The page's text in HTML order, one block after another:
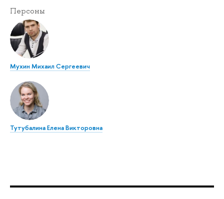
Персоны
Мухин Михаил Сергеевич
Тутубалина Елена Викторовна